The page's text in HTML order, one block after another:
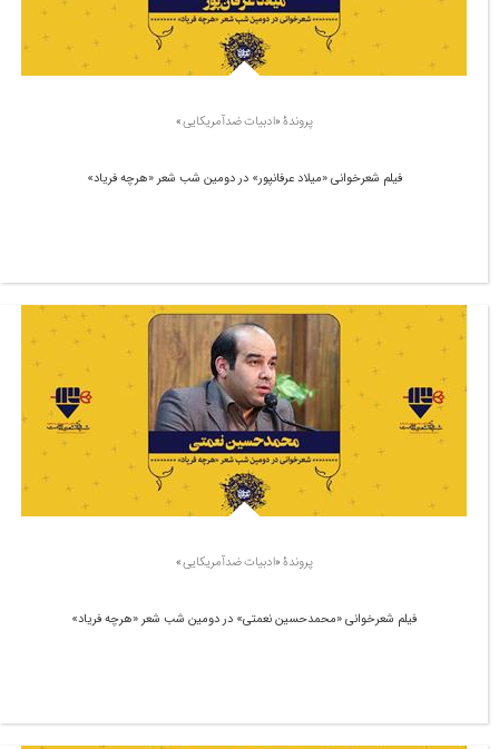
پروندۀ «ادبیات ضدآمریکایی»
فیلم شعرخوانی «میلاد عرفانپور» در دومین شب شعر «هرچه فریاد»
پروندۀ «ادبیات ضدآمریکایی»
فیلم شعرخوانی «محمدحسین نعمتی» در دومین شب شعر «هرچه فریاد»